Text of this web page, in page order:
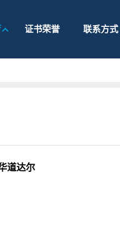
证书荣誉 联系方式
道达尔